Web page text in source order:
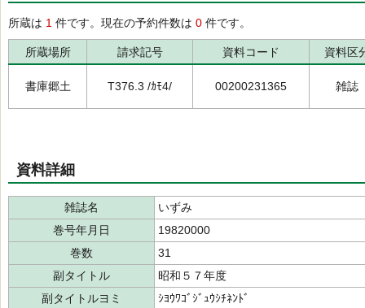
所蔵は 1 件です。現在の予約件数は 0 件です。
所蔵場所 請求記号 資料コード 資料区
書庫郷土 T376.3 /ｶﾓ4/ 00200231365 雑誌
資料詳細
雑誌名
いずみ
巻号年月日
19820000
巻数
31
副タイトル
昭和５７年度
副タイトルヨミ
ｼﾖｳﾜｺﾞｼﾞｭｳｼﾁﾈﾝﾄﾞ